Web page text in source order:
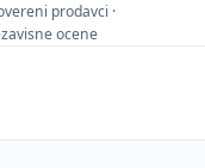
prodavci ·
ocene